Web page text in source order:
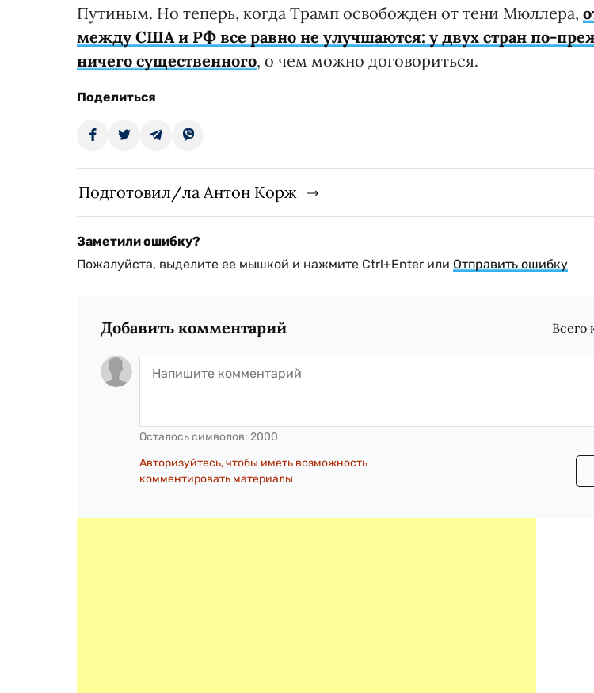
Путиным. Но теперь, когда Трамп освобожден от тени Мюллера,
между США и РФ все равно не улучшаются: у двух стран по-
ничего существенного, о чем можно договориться.
Поделиться
Подготовил/ла Антон Корж
Заметили ошибку?
Пожалуйста, выделите ее мышкой и нажмите Ctrl+Enter или Отправить ошибку
Добавить комментарий Всего
Осталось символов: 2000
Авторизуйтесь, чтобы иметь возможность
комментировать материалы